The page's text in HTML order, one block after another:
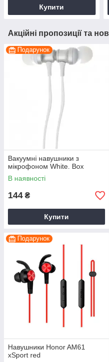
Купити
Акційні пропозиції та
Подарунок
Вакуумні навушники з
мікрофоном White. Box
В наявності
144 ₴
Купити
Подарунок
Навушники Honor AM61
xSport red